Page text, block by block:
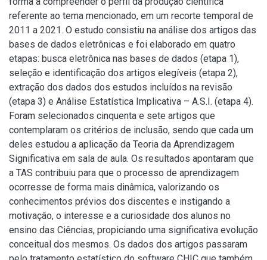
referente ao tema mencionado, em um recorte temporal de
2011 a 2021. O estudo consistiu na análise dos artigos das
bases de dados eletrônicas e foi elaborado em quatro
etapas: busca eletrônica nas bases de dados (etapa 1),
seleção e identificação dos artigos elegíveis (etapa 2),
extração dos dados dos estudos incluídos na revisão
(etapa 3) e Análise Estatística Implicativa – A.S.I. (etapa 4).
Foram selecionados cinquenta e sete artigos que
contemplaram os critérios de inclusão, sendo que cada um
deles estudou a aplicação da Teoria da Aprendizagem
Significativa em sala de aula. Os resultados apontaram que
a TAS contribuiu para que o processo de aprendizagem
ocorresse de forma mais dinâmica, valorizando os
conhecimentos prévios dos discentes e instigando a
motivação, o interesse e a curiosidade dos alunos no
ensino das Ciências, propiciando uma significativa evolução
conceitual dos mesmos. Os dados dos artigos passaram